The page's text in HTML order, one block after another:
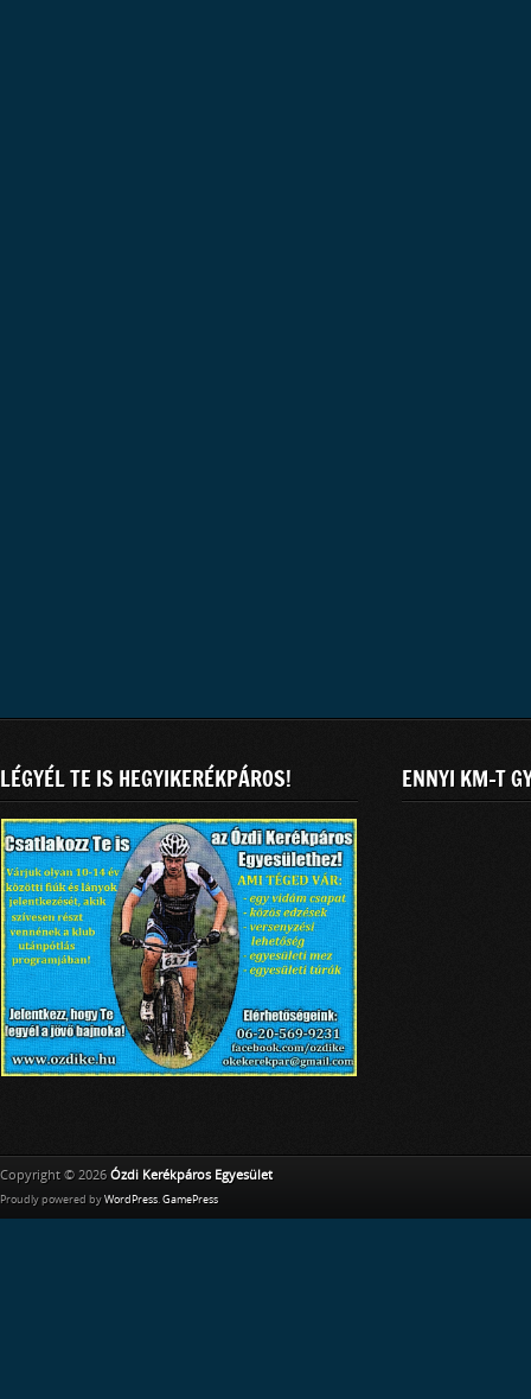
LÉGYÉL TE IS HEGYIKERÉKPÁROS! ENNYI KM-T
Copyright © 2026 Ózdi Kerékpáros Egyesület
Proudly powered by WordPress. GamePress